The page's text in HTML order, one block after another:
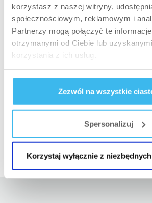
korzystasz z naszej witryny,
społecznościowym, reklamowym i
Partnerzy mogą połączyć te
otrzymanymi od Ciebie lub
korzystania z ich usług.
Zezwól na wszystkie
Spersonalizuj
Korzystaj wyłącznie z
prawnych ze względu na
klientów oraz naruszanie naszych
ekonomicznych. W rozumieniu
zasady Firma BioTech USA Kft.
należytą konsekwencją.
Wydział Prawny BioTech USA Kft.